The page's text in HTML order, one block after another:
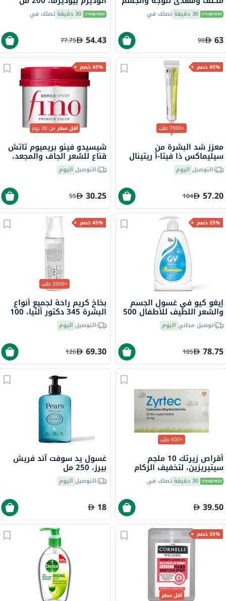
500 مل 30 دقيقة تصلك في
63
90
30 دقيقة تصلك في
54.43
77.75
45% خصم
+7000 طلب
معزز شد البشرة من
سيليماكس ذا فيتا-أ ريتينال
شوت، 15 مل
التوصيل اليوم
57.20
104
45% خصم
أقل سعرمن 30 يوم
شيسيدو فينو بريميوم تاتش
قناع للشعر الجاف والمجعد،
230 جرامالتوصيل اليوم
30.25
55
25% خصم
إيغو كيو في غسول الجسم
والشعر اللطيف للأطفال 500
جرامتوصيل مجاني اليوم
78.75
105
45% خصم
+2000 طلب
بخاخ كريم راحة لجميع أنواع
البشرة 345 دكتور ألثيا، 100
ملالتوصيل اليوم
69.30
126
+600 طلب
أقراص زيرتك 10 ملجم
سيتيريزين، لتخفيف الزكام
والحساسية، 20 قرص
30 دقيقة تصلك في
39.50
غسول يد سوفت آند فريش
بيرز، 250 مل
التوصيل اليوم
18
35% خصم
أقل سعر